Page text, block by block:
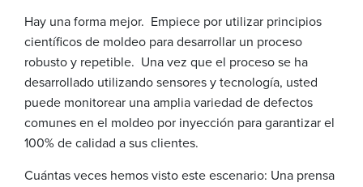
Hay una forma mejor. Empiece por utilizar principios
científicos de moldeo para desarrollar un proceso
robusto y repetible. Una vez que el proceso se ha
desarrollado utilizando sensores y tecnología, usted
puede monitorear una amplia variedad de defectos
comunes en el moldeo por inyección para garantizar el
100% de calidad a sus clientes.
Cuántas veces hemos visto este escenario: Una prensa